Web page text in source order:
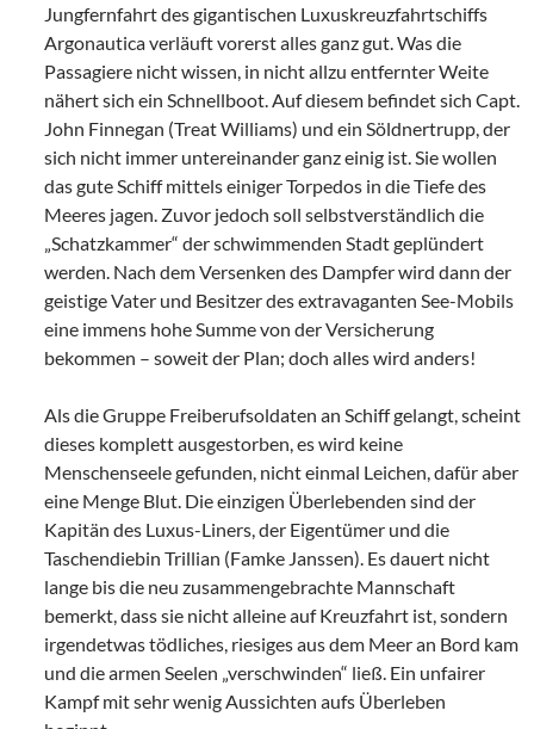
Jungfernfahrt des gigantischen Luxuskreuzfahrtschiffs
Argonautica verläuft vorerst alles ganz gut. Was die
Passagiere nicht wissen, in nicht allzu entfernter Weite
nähert sich ein Schnellboot. Auf diesem befindet sich Capt.
John Finnegan (Treat Williams) und ein Söldnertrupp, der
sich nicht immer untereinander ganz einig ist. Sie wollen
das gute Schiff mittels einiger Torpedos in die Tiefe des
Meeres jagen. Zuvor jedoch soll selbstverständlich die
„Schatzkammer“ der schwimmenden Stadt geplündert
werden. Nach dem Versenken des Dampfer wird dann der
geistige Vater und Besitzer des extravaganten See-Mobils
eine immens hohe Summe von der Versicherung
bekommen – soweit der Plan; doch alles wird anders!
Als die Gruppe Freiberufsoldaten an Schiff gelangt, scheint
dieses komplett ausgestorben, es wird keine
Menschenseele gefunden, nicht einmal Leichen, dafür aber
eine Menge Blut. Die einzigen Überlebenden sind der
Kapitän des Luxus-Liners, der Eigentümer und die
Taschendiebin Trillian (Famke Janssen). Es dauert nicht
lange bis die neu zusammengebrachte Mannschaft
bemerkt, dass sie nicht alleine auf Kreuzfahrt ist, sondern
irgendetwas tödliches, riesiges aus dem Meer an Bord kam
und die armen Seelen „verschwinden“ ließ. Ein unfairer
Kampf mit sehr wenig Aussichten aufs Überleben